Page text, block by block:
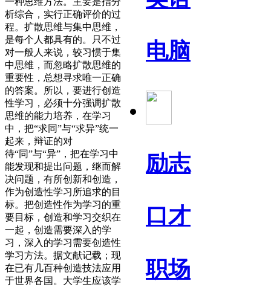
电脑
励志
口才
职场
析综合，实行正确评价的过
程。扩散思维与集中思维，
是每个人都具有的。只不过
对一般人来说，较习惯于集
中思维，而忽略扩散思维的
重要性，总想寻求唯一正确
的答案。所以，要进行创造
性学习，必须十分强调扩散
思维的能力培养，在学习
中，把“求同”与“求异”统一
起来，辩证的对
待“同”与“异”，把在学习中
能发现和提出问题，继而解
决问题，有所创新和创造，
作为创造性学习所追求的目
标。把创造性作为学习的重
要目标，创造和学习交织在
一起，创造需要深入的学
习，深入的学习需要创造性
学习方法。据文献记载；现
在已有几百种创造技法应用
于世界各国。大学生应该学